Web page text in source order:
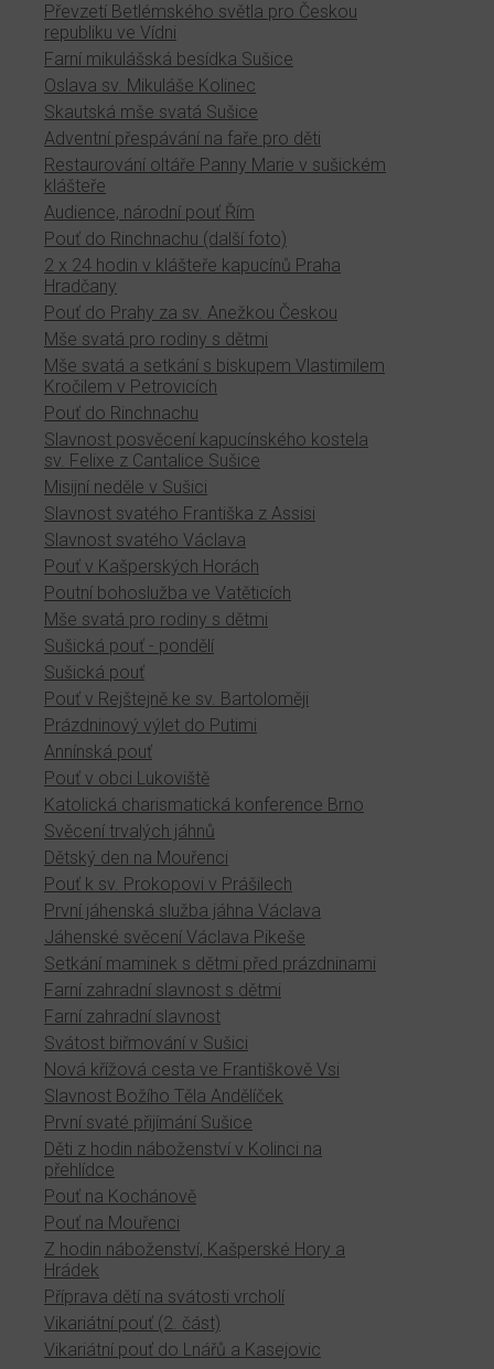
Převzetí Betlémského světla pro Českou
republiku ve Vídni
Farní mikulášská besídka Sušice
Oslava sv. Mikuláše Kolinec
Skautská mše svatá Sušice
Adventní přespávání na faře pro děti
Restaurování oltáře Panny Marie v sušickém
klášteře
Audience, národní pouť Řím
Pouť do Rinchnachu (další foto)
2 x 24 hodin v klášteře kapucínů Praha
Hradčany
Pouť do Prahy za sv. Anežkou Českou
Mše svatá pro rodiny s dětmi
Mše svatá a setkání s biskupem Vlastimilem
Kročilem v Petrovicích
Pouť do Rinchnachu
Slavnost posvěcení kapucínského kostela
sv. Felixe z Cantalice Sušice
Misijní neděle v Sušici
Slavnost svatého Františka z Assisi
Slavnost svatého Václava
Pouť v Kašperských Horách
Poutní bohoslužba ve Vatěticích
Mše svatá pro rodiny s dětmi
Sušická pouť - pondělí
Sušická pouť
Pouť v Rejštejně ke sv. Bartoloměji
Prázdninový výlet do Putimi
Annínská pouť
Pouť v obci Lukoviště
Katolická charismatická konference Brno
Svěcení trvalých jáhnů
Dětský den na Mouřenci
Pouť k sv. Prokopovi v Prášilech
První jáhenská služba jáhna Václava
Jáhenské svěcení Václava Pikeše
Setkání maminek s dětmi před prázdninami
Farní zahradní slavnost s dětmi
Farní zahradní slavnost
Svátost biřmování v Sušici
Nová křížová cesta ve Františkově Vsi
Slavnost Božího Těla Andělíček
První svaté přijímání Sušice
Děti z hodin náboženství v Kolinci na
přehlídce
Pouť na Kochánově
Pouť na Mouřenci
Z hodin náboženství, Kašperské Hory a
Hrádek
Příprava dětí na svátosti vrcholí
Vikariátní pouť (2. část)
Vikariátní pouť do Lnářů a Kasejovic